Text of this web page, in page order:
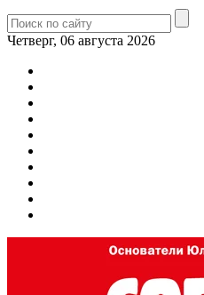
Четверг, 06 августа 2026